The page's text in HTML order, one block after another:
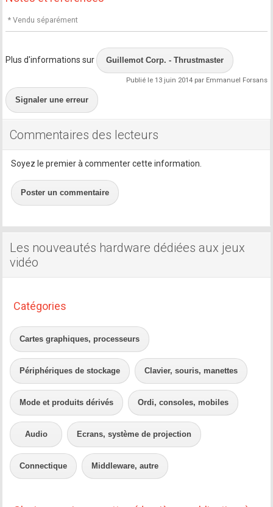
* Vendu séparément
Plus d'informations sur Guillemot Corp. - Thrustmaster
Publié le 13 juin 2014 par Emmanuel Forsans
Signaler une erreur
Commentaires des lecteurs
Soyez le premier à commenter cette information.
Poster un commentaire
Les nouveautés hardware dédiées aux jeux
vidéo
Catégories
Cartes graphiques, processeurs
Périphériques de stockage Clavier, souris, manettes
Mode et produits dérivés Ordi, consoles, mobiles
Audio Ecrans, système de projection
Connectique Middleware, autre